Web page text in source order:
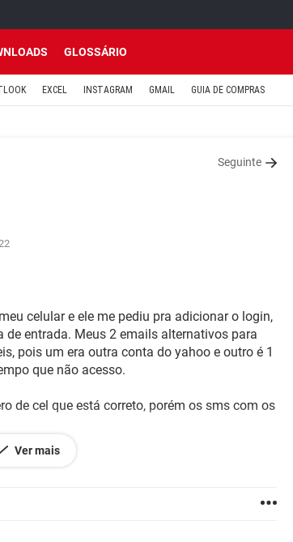
GLOSSÁRIO
EXCEL INSTAGRAM GMAIL GUIA DE COMPRAS
Seguinte
celular e ele me pediu pra adicionar o login,
entrada. Meus 2 emails alternativos para
pois um era outra conta do yahoo e outro é 1
que não acesso.
de cel que está correto, porém os sms com os
permite pq preciso autorizar pelo aplicativo
yahoo, so ajuda pronta
Ver mais